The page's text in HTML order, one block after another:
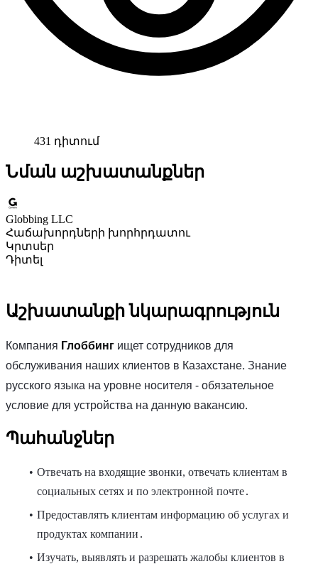
431 դիտում
Նման աշխատանքներ
Globbing LLC
Հաճախորդների խորհրդատու
Կրտսեր
Դիտել
Աշխատանքի նկարագրություն
Компания Глоббинг ищет сотрудников для
обслуживания наших клиентов в Казахстане. Знание
русского языка на уровне носителя - обязательное
условие для устройства на данную вакансию.
Պահանջներ
Отвечать на входящие звонки, отвечать клиентам в
социальных сетях и по электронной почте․
Предоставлять клиентам информацию об услугах и
продуктах компании․
Изучать, выявлять и разрешать жалобы клиентов в